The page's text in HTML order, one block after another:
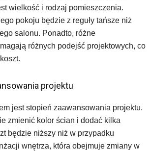
wielkość i rodzaj pomieszczenia.
pokoju będzie z reguły tańsze niż
salonu. Ponadto, różne
różnych podejść projektowych, co
projektu
jest stopień zaawansowania projektu.
zmienić kolor ścian i dodać kilka
będzie niższy niż w przypadku
wnętrza, która obejmuje zmiany w